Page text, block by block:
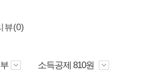
뷰(0)
소득공제 810원